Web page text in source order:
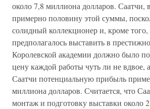
около 7,8 миллиона долларов. Саатчи,
примерно половину этой суммы,
солидный коллекционер и, кроме
предполагалось выставить в
Королевской академии должно было
цену каждой работы чуть ли не вдвое,
Саатчи потенциальную прибыль
миллиона долларов. Считается, что
монтаж и подготовку выставки около